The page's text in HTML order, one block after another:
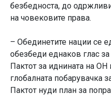
безбедноста, до
на човековите права.
– Обединетите нации се
обезбеди еднаков глас
Пактот за иднината на ОН
глобалната побарувачка
Пактот нуди план за